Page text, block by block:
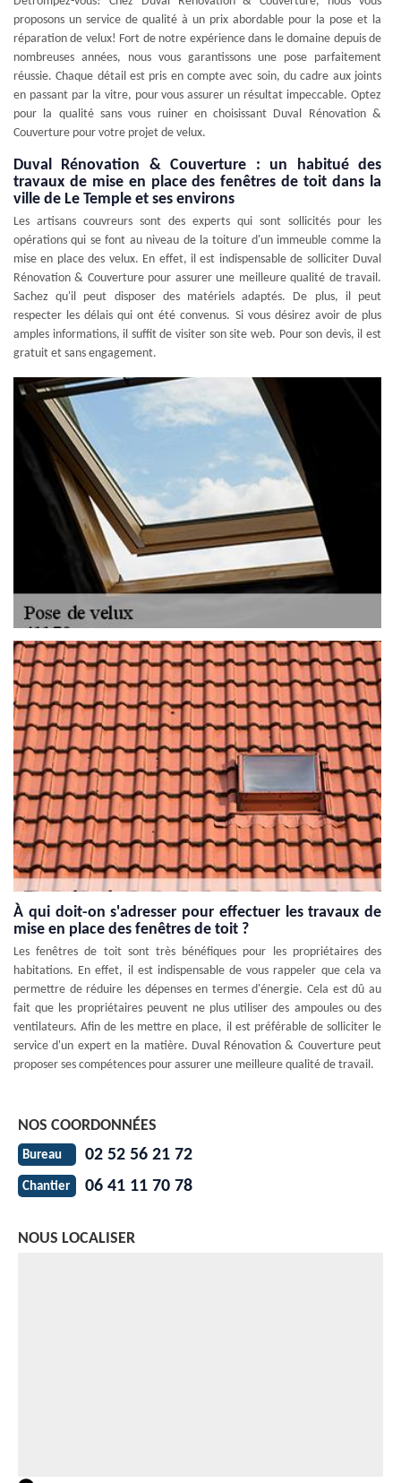
proposons un service de qualité à un prix abordable pour la pose et la
réparation de velux! Fort de notre expérience dans le domaine depuis de
nombreuses années, nous vous garantissons une pose parfaitement
réussie. Chaque détail est pris en compte avec soin, du cadre aux joints
en passant par la vitre, pour vous assurer un résultat impeccable. Optez
pour la qualité sans vous ruiner en choisissant Duval Rénovation &
Couverture pour votre projet de velux.
Duval Rénovation & Couverture : un habitué des
travaux de mise en place des fenêtres de toit dans la
ville de Le Temple et ses environs
Les artisans couvreurs sont des experts qui sont sollicités pour les
opérations qui se font au niveau de la toiture d'un immeuble comme la
mise en place des velux. En effet, il est indispensable de solliciter Duval
Rénovation & Couverture pour assurer une meilleure qualité de travail.
Sachez qu'il peut disposer des matériels adaptés. De plus, il peut
respecter les délais qui ont été convenus. Si vous désirez avoir de plus
amples informations, il suffit de visiter son site web. Pour son devis, il est
gratuit et sans engagement.
À qui doit-on s'adresser pour effectuer les travaux de
mise en place des fenêtres de toit ?
Les fenêtres de toit sont très bénéfiques pour les propriétaires des
habitations. En effet, il est indispensable de vous rappeler que cela va
permettre de réduire les dépenses en termes d'énergie. Cela est dû au
fait que les propriétaires peuvent ne plus utiliser des ampoules ou des
ventilateurs. Afin de les mettre en place, il est préférable de solliciter le
service d'un expert en la matière. Duval Rénovation & Couverture peut
proposer ses compétences pour assurer une meilleure qualité de travail.
NOS COORDONNÉES
Bureau 02 52 56 21 72
Chantier 06 41 11 70 78
NOUS LOCALISER